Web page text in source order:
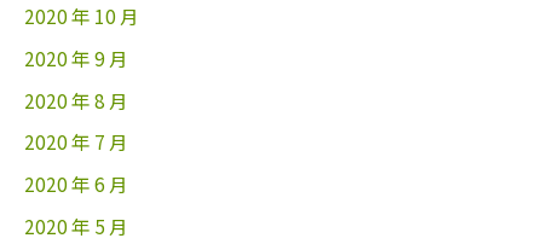
2020 年 10 月
2020 年 9 月
2020 年 8 月
2020 年 7 月
2020 年 6 月
2020 年 5 月